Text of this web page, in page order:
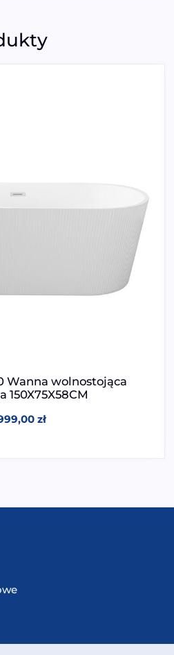
Wanna wolnostojąca
150X75X58CM
zł